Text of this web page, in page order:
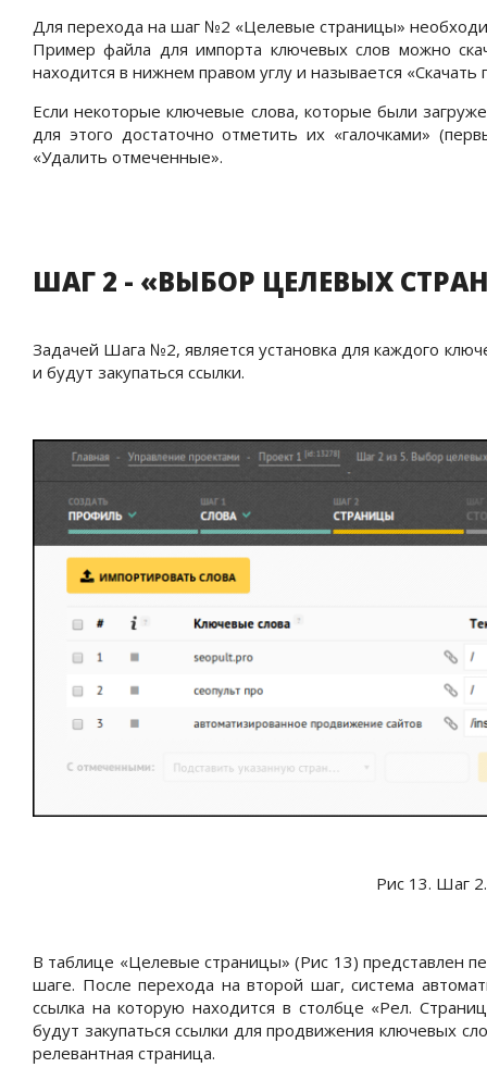
Для перехода на шаг №2 «Целевые страницы»
Пример файла для импорта ключевых слов можно
находится в нижнем правом углу и называется «Скачать
Если некоторые ключевые слова, которые были
для этого достаточно отметить их «галочками»
«Удалить отмеченные».
ШАГ 2 - «ВЫБОР ЦЕЛЕВЫХ
Задачей Шага №2, является установка для каждого
и будут закупаться ссылки.
Рис 13. Шаг
В таблице «Целевые страницы» (Рис 13) представлен
шаге. После перехода на второй шаг, система
ссылка на которую находится в столбце «Рел.
будут закупаться ссылки для продвижения ключевых
релевантная страница.